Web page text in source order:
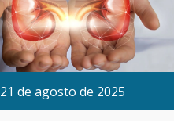
21 de agosto de 2025